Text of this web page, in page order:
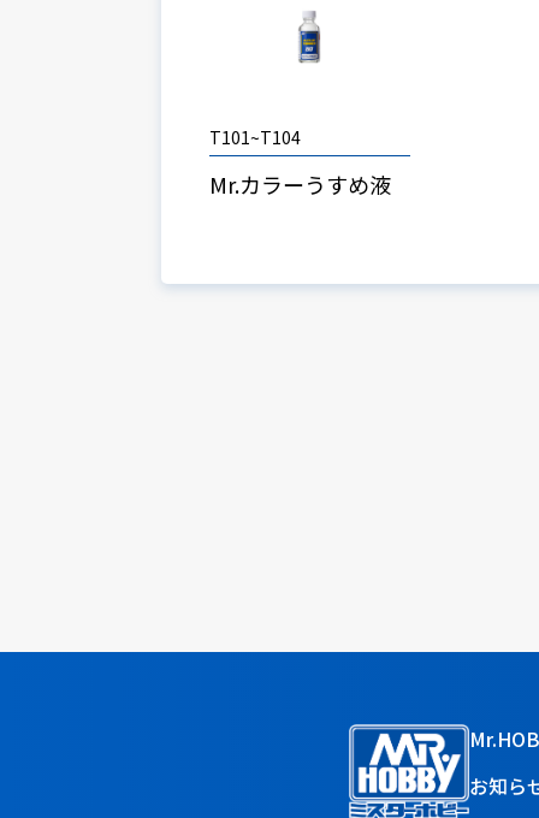
T101~T104
Mr.カラーうすめ液
お知ら